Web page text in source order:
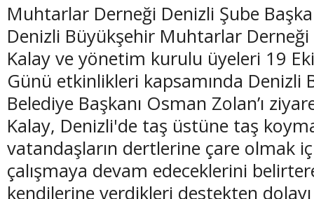
Muhtarlar Derneği Denizli Şube
Denizli Büyükşehir Muhtarlar Derneği
Kalay ve yönetim kurulu üyeleri 19
Günü etkinlikleri kapsamında Denizli
Belediye Başkanı Osman Zolan’ı
Kalay, Denizli'de taş üstüne taş
vatandaşların dertlerine çare olmak
çalışmaya devam edeceklerini
kendilerine verdikleri destekten
(20 Şubat - 20 Mart) (21 Mart - 20